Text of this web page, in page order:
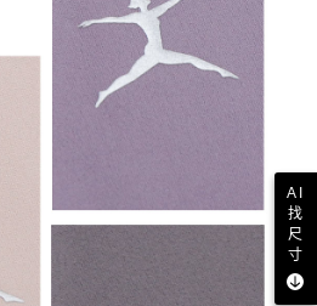
AI
找
尺
寸